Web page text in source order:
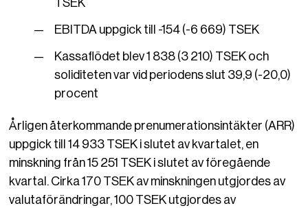
TSEK
EBITDA uppgick till -154 (-6 669) TSEK
Kassaflödet blev 1 838 (3 210) TSEK och
soliditeten var vid periodens slut 39,9 (-20,0)
procent
Årligen återkommande prenumerationsintäkter (ARR)
uppgick till 14 933 TSEK i slutet av kvartalet, en
minskning från 15 251 TSEK i slutet av föregående
kvartal. Cirka 170 TSEK av minskningen utgjordes av
valutaförändringar, 100 TSEK utgjordes av